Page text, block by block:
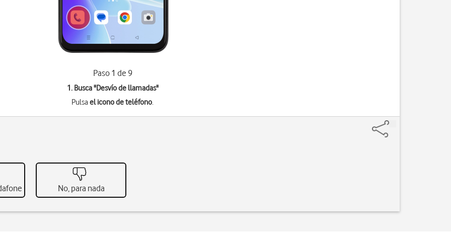
Paso 1 de 9
1. Busca "Desvío de llamadas"
Pulsael icono de teléfono.
No, para nada